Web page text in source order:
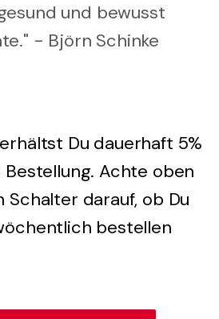
und bewusst
- Björn Schinke
Du dauerhaft 5%
Achte oben
Schalter darauf, ob Du
bestellen